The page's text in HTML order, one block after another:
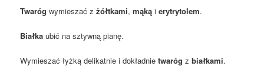
Twaróg wymieszać zżółtkami,mąką ierytrytolem.
Białka ubić na sztywną pianę.
Wymieszać łyżką delikatnie i dokładnietwaróg zbiałkami.